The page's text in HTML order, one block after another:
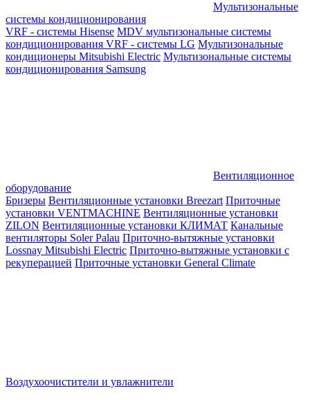
Мультизональные
системы кондиционирования
VRF - системы Hisense MDV мультизональные системы
кондиционирования VRF - системы LG Мультизональные
кондиционеры Mitsubishi Electric Мультизональные системы
кондиционирования Samsung
Вентиляционное
оборудование
Бризеры Вентиляционные установки Breezart Приточные
установки VENTMACHINE Вентиляционные установки
ZILON Вентиляционные установки КЛИМАТ Канальные
вентиляторы Soler Palau Приточно-вытяжные установки
Lossnay Mitsubishi Electric Приточно-вытяжные установки с
рекуперацией Приточные установки General Climate
Воздухоочистители и увлажнители